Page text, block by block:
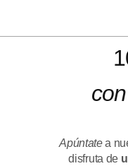
Apúntatea
disfruta de